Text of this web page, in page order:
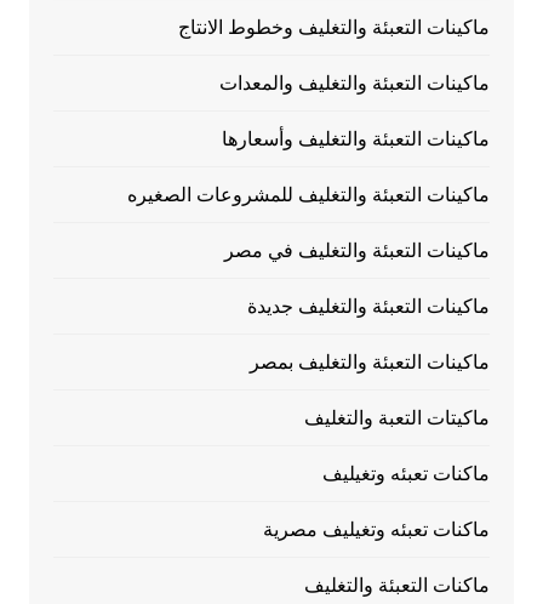
ماكينات التعبئة والتغليف وخطوط الانتاج
ماكينات التعبئة والتغليف والمعدات
ماكينات التعبئة والتغليف وأسعارها
ماكينات التعبئة والتغليف للمشروعات الصغيره
ماكينات التعبئة والتغليف في مصر
ماكينات التعبئة والتغليف جديدة
ماكينات التعبئة والتغليف بمصر
ماكيتات التعبة والتغليف
ماكنات تعبئه وتغيليف
ماكنات تعبئه وتغيليف مصرية
ماكنات التعبئة والتغليف